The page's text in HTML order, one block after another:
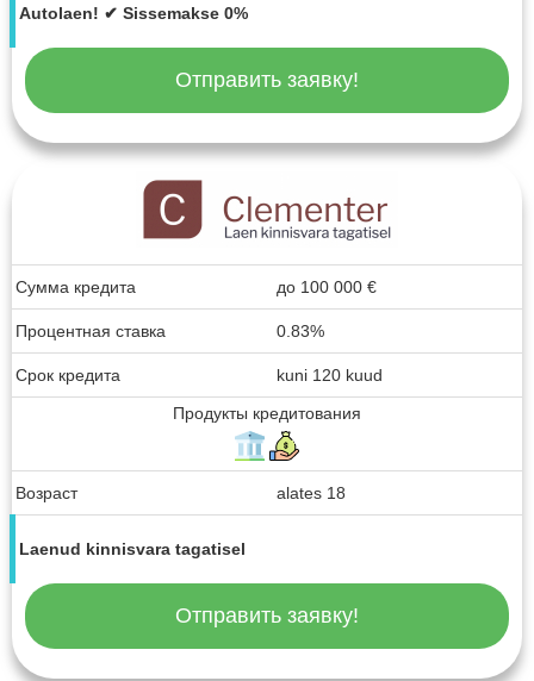
Autolaen! ✔ Sissemakse 0%
Отправить заявку!
Сумма кредита до 100 000 €
Процентная ставка 0.83%
Срок кредита
kuni 120 kuud
Продукты кредитования
Возраст alates 18
Laenud kinnisvara tagatisel
Отправить заявку!